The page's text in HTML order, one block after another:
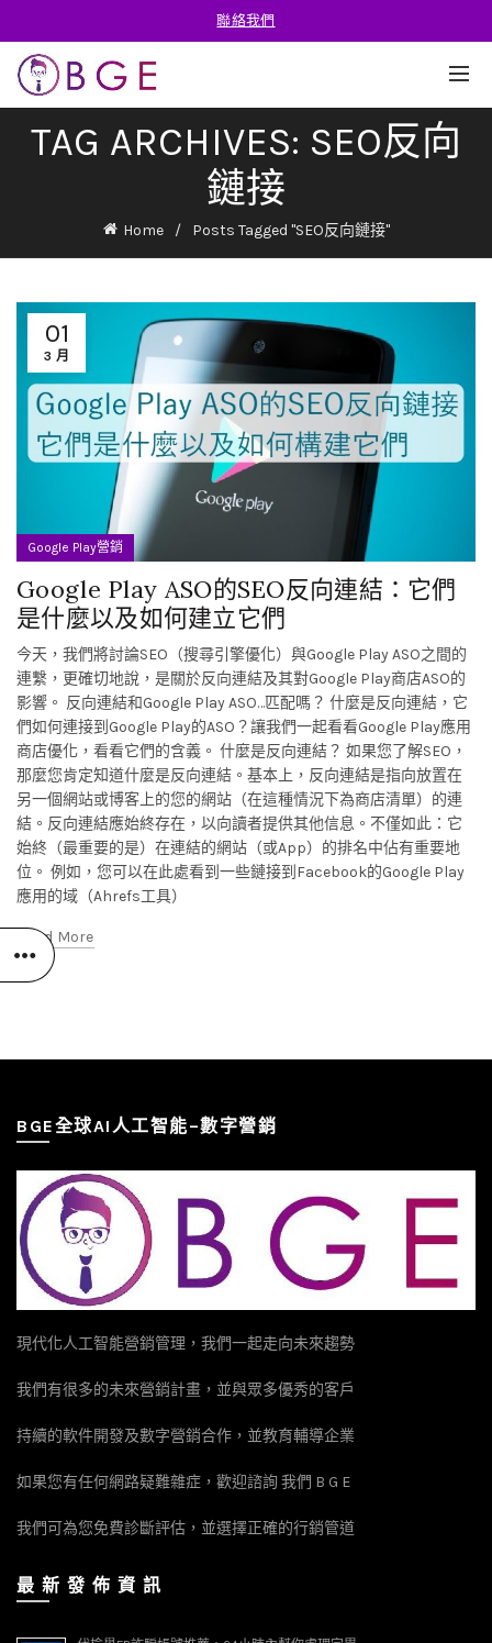
聯絡我們
TAG ARCHIVES: SEO反向
鏈接
Home Posts Tagged "SEO反向鏈接"
01
3 月
Google Play營銷
Google Play ASO的SEO反向連結：它們
是什麼以及如何建立它們
今天，我們將討論SEO（搜尋引擎優化）與Google Play ASO之間的
連繫，更確切地說，是關於反向連結及其對Google Play商店ASO的
影響。 反向連結和Google Play ASO…匹配嗎？ 什麼是反向連結，它
們如何連接到Google Play的ASO？讓我們一起看看Google Play應用
商店優化，看看它們的含義。 什麼是反向連結？ 如果您了解SEO，
那麼您肯定知道什麼是反向連結。基本上，反向連結是指向放置在
另一個網站或博客上的您的網站（在這種情況下為商店清單）的連
結。反向連結應始終存在，以向讀者提供其他信息。不僅如此：它
始終（最重要的是）在連結的網站（或App）的排名中佔有重要地
位。 例如，您可以在此處看到一些鏈接到Facebook的Google Play
應用的域（Ahrefs工具）
Read More
BGE全球AI人工智能–數字營銷
現代化人工智能營銷管理，我們一起走向未來趨勢
我們有很多的未來營銷計畫，並與眾多優秀的客戶
持續的軟件開發及數字營銷合作，並教育輔導企業
如果您有任何網路疑難雜症，歡迎諮詢 我們 B G E
我們可為您免費診斷評估，並選擇正確的行銷管道
最 新 發 佈 資 訊